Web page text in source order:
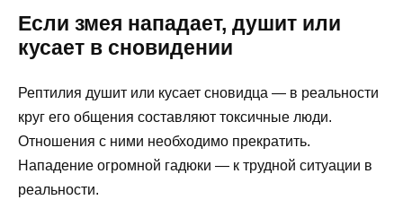
Если змея нападает, душит или
кусает в сновидении
Рептилия душит или кусает сновидца — в реальности
круг его общения составляют токсичные люди.
Отношения с ними необходимо прекратить.
Нападение огромной гадюки — к трудной ситуации в
реальности.